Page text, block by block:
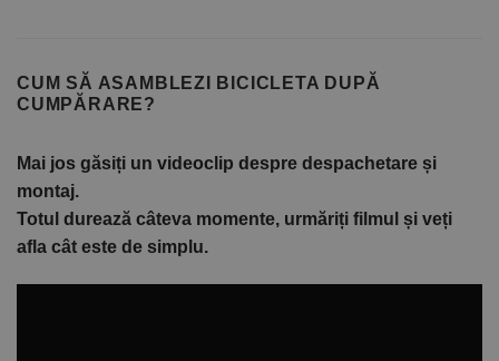
CUM SĂ ASAMBLEZI BICICLETA DUPĂ
CUMPĂRARE?
Mai jos găsiți un videoclip despre despachetare și
montaj.
Totul durează câteva momente, urmăriți filmul și veți
afla cât este de simplu.